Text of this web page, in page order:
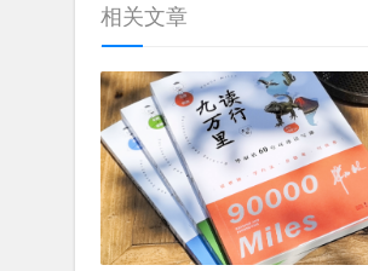
相关文章